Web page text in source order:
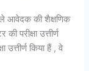
आवेदक की शैक्षणिक
परीक्षा उत्तीर्ण
किया हैं , वे